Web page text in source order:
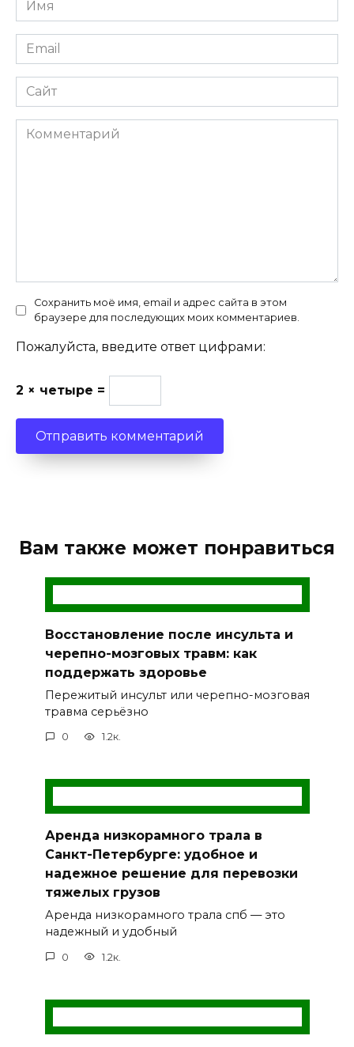
*
Email
*
Сайт
Комментарий
Сохранить моё имя, email и адрес сайта в этом
браузере для последующих моих комментариев.
Пожалуйста, введите ответ цифрами:
2 × четыре =
Вам также может понравиться
Восстановление после инсульта и
черепно-мозговых травм: как
поддержать здоровье
Пережитый инсульт или черепно-мозговая
травма серьёзно
0 1.2к.
Аренда низкорамного трала в
Санкт-Петербурге: удобное и
надежное решение для перевозки
тяжелых грузов
Аренда низкорамного трала спб — это
надежный и удобный
0 1.2к.